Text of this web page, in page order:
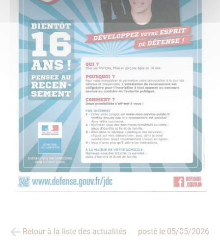
Retour à la liste des actualités posté le 05/05/2026